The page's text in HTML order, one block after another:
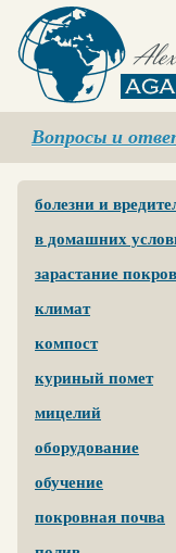
Agaricus.ru
Вопросы и
болезни и
в домашних
зарастание
климат
компост
куриный помет
мицелий
оборудование
обучение
покровная почва